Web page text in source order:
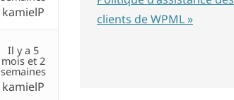
kamielP
Il y a 5
mois et 2
semaines
kamielP
clients de WPML »